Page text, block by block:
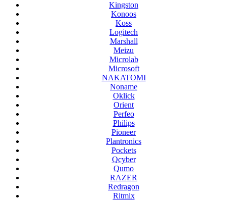
Kingston
Konoos
Koss
Logitech
Marshall
Meizu
Microlab
Microsoft
NAKATOMI
Noname
Oklick
Orient
Perfeo
Philips
Pioneer
Plantronics
Pockets
Qcyber
Qumo
RAZER
Redragon
Ritmix